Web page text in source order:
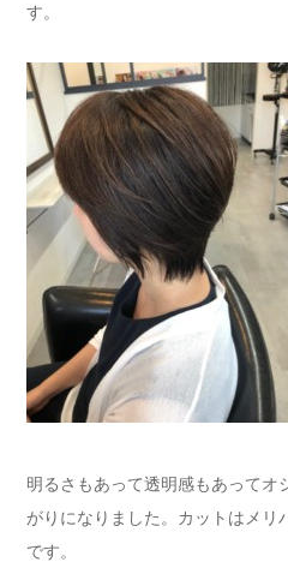
す。
明るさもあって透明感もあってオ
がりになりました。カットはメリ
です。